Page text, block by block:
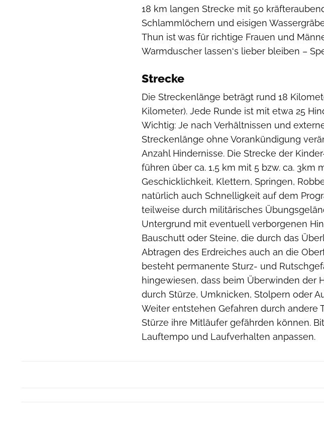
18 km langen Strecke mit 50
Schlammlöchern und eisigen
Thun ist was für richtige Frauen und
Warmduscher lassen‘s lieber bleiben –
Strecke
Die Streckenlänge beträgt rund 18
Kilometer). Jede Runde ist mit etwa 25
Wichtig: Je nach Verhältnissen und
Streckenlänge ohne Vorankündigung
Anzahl Hindernisse. Die Strecke der
führen über ca. 1,5 km mit 5 bzw. ca. 3km
Geschicklichkeit, Klettern, Springen,
natürlich auch Schnelligkeit auf dem
teilweise durch militärisches
Untergrund mit eventuell verborgenen
Bauschutt oder Steine, die durch das
Abtragen des Erdreiches auch an die
besteht permanente Sturz- und
hingewiesen, dass beim Überwinden der
durch Stürze, Umknicken, Stolpern oder
Weiter entstehen Gefahren durch andere
Stürze ihre Mitläufer gefährden können.
Lauftempo und Laufverhalten anpassen.